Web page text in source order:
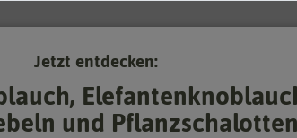
Jetzt entdecken:
und Pflanzschalotten